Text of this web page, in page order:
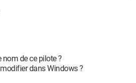
nom de ce pilote ?
dans Windows ?